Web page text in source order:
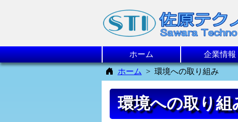
ホーム 企業情報
ホーム
環境への取り組み
環境への取り組